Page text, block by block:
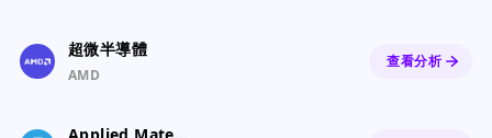
超微半導體
AMD
查看分析